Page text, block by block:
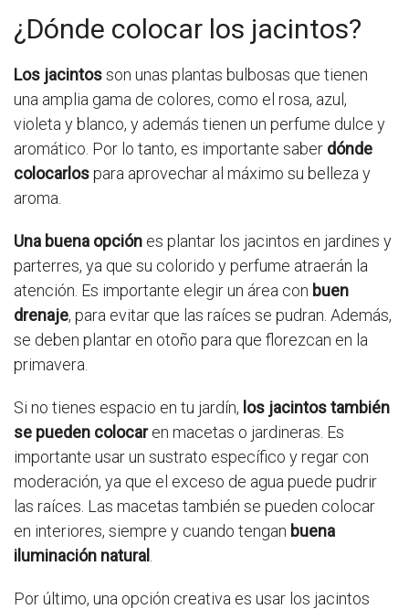
¿Dónde colocar los jacintos?
Los jacintosson unas plantas bulbosas que tienen
una amplia gama de colores, como el rosa, azul,
violeta y blanco, y además tienen un perfume dulce y
aromático. Por lo tanto, es importante saber dónde
colocarlospara aprovechar al máximo su belleza y
aroma.
Una buena opción es plantar los jacintos en jardines y
parterres, ya que su colorido y perfume atraerán la
atención. Es importante elegir un área con buen
drenaje, para evitar que las raíces se pudran. Además,
se deben plantar en otoño para que florezcan en la
primavera.
Si no tienes espacio en tu jardín, los jacintos también
se pueden colocaren macetas o jardineras. Es
importante usar un sustrato específico y regar con
moderación, ya que el exceso de agua puede pudrir
las raíces. Las macetas también se pueden colocar
en interiores, siempre y cuando tengan buena
iluminación natural
Por último, una opción creativa es usar los jacintos